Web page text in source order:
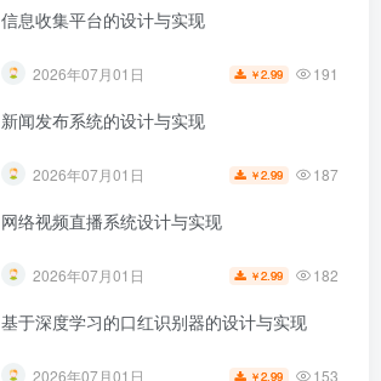
信息收集平台的设计与实现
2026年07月01日 ￥2.99 191
新闻发布系统的设计与实现
2026年07月01日 ￥2.99 187
网络视频直播系统设计与实现
2026年07月01日 ￥2.99 182
基于深度学习的口红识别器的设计与实现
2026年07月01日 ￥2.99 153